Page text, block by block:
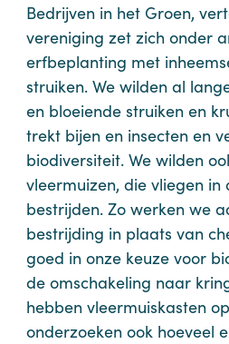
Bedrijven in het Groen,
vereniging zet zich onder
erfbeplanting met
struiken. We wilden al
en bloeiende struiken en
trekt bijen en insecten en
biodiversiteit. We wilden
vleermuizen, die vliegen in
bestrijden. Zo werken we
bestrijding in plaats van
goed in onze keuze voor
de omschakeling naar
hebben vleermuiskasten
onderzoeken ook hoeveel